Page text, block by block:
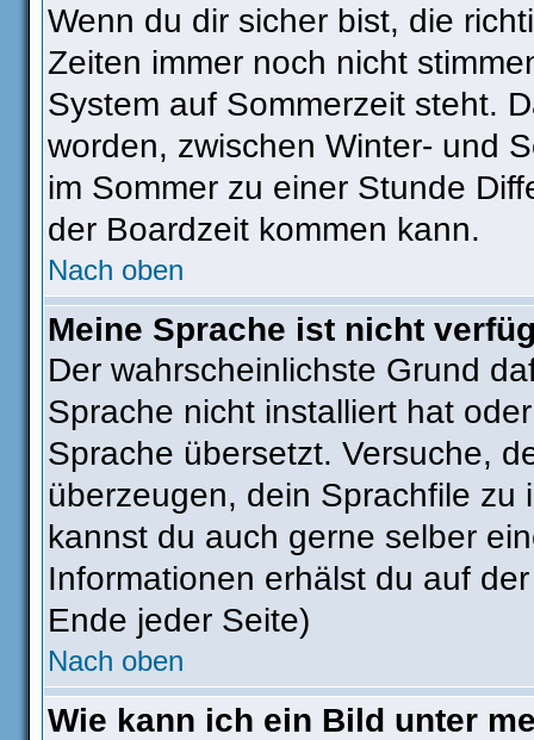
Wenn du dir sicher bist, die
Zeiten immer noch nicht
System auf Sommerzeit steht.
worden, zwischen Winter- und
im Sommer zu einer Stunde
der Boardzeit kommen kann.
Nach oben
Meine Sprache ist nicht
Der wahrscheinlichste Grund
Sprache nicht installiert hat
Sprache übersetzt. Versuche,
überzeugen, dein Sprachfile zu
kannst du auch gerne selber
Informationen erhälst du auf
Ende jeder Seite)
Nach oben
Wie kann ich ein Bild unter